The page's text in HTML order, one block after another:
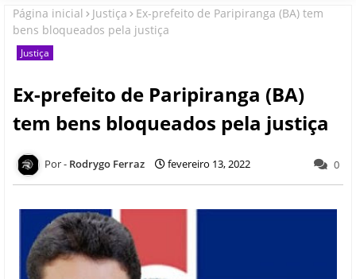
Página inicial Justiça
Ex-prefeito de Paripiranga (BA) tem
bens bloqueados pela justiça
Justiça
Ex-prefeito de Paripiranga (BA)
tem bens bloqueados pela justiça
Rodrygo Ferraz fevereiro 13, 2022 0